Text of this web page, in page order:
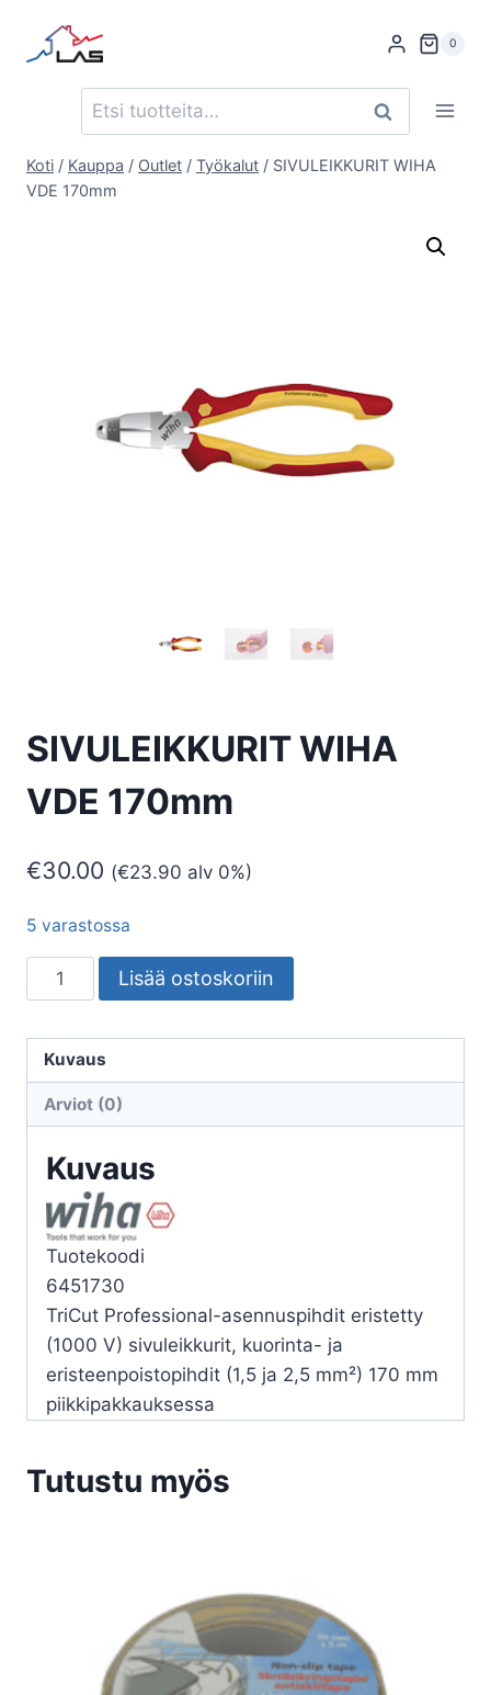
sisältöön
0
Etsi: Haku
Koti / Kauppa / Outlet / Työkalut / SIVULEIKKURIT WIHA
VDE 170mm
SIVULEIKKURIT WIHA
VDE 170mm
€30.00 (€23.90 alv 0%)
5 varastossa
SIVULEIKKURIT
WIHA
170mm
määrä
Lisää ostoskoriin
Kuvaus
Arviot (0)
Kuvaus
Tuotekoodi
6451730
TriCut Professional-asennuspihdit eristetty
(1000 V) sivuleikkurit, kuorinta- ja
eristeenpoistopihdit (1,5 ja 2,5 mm²) 170 mm
piikkipakkauksessa
Tutustu myös